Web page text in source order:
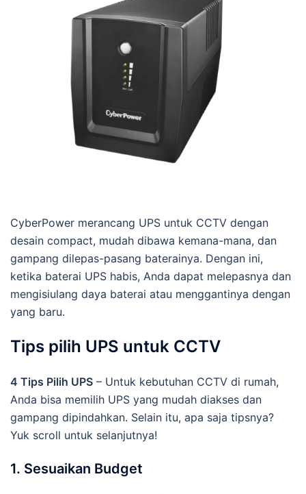
CyberPower merancang UPS untuk CCTV dengan
desain compact, mudah dibawa kemana-mana, dan
gampang dilepas-pasang baterainya. Dengan ini,
ketika baterai UPS habis, Anda dapat melepasnya dan
mengisiulang daya baterai atau menggantinya dengan
yang baru.
Tips pilih UPS untuk CCTV
4 Tips Pilih UPS – Untuk kebutuhan CCTV di rumah,
Anda bisa memilih UPS yang mudah diakses dan
gampang dipindahkan. Selain itu, apa saja tipsnya?
Yuk scroll untuk selanjutnya!
1. Sesuaikan Budget